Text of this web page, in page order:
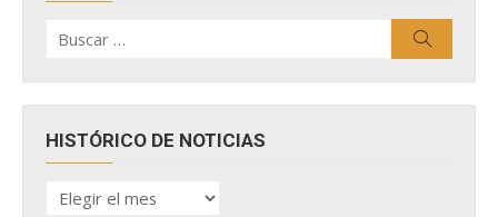
por:
HISTÓRICO DE NOTICIAS
HISTÓRICO
DE